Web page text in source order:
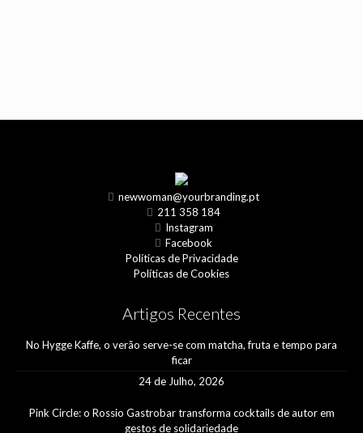
newwoman@yourbranding.pt
211 358 184
Instagram
Facebook
Políticas de Privacidade
Políticas de Cookies
Artigos Recentes
No Hygge Kaffe, o verão serve-se com matcha, fruta e tempo para
ficar
24 de Julho, 2026
Pink Circle: o Rossio Gastrobar transforma cocktails de autor em
gestos de solidariedade